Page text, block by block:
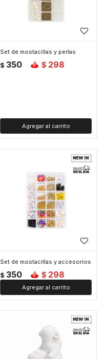
Set de mostacillas y perlas
$ 350 $ 298
Set de mostacillas y accesorios
$ 350 $ 298